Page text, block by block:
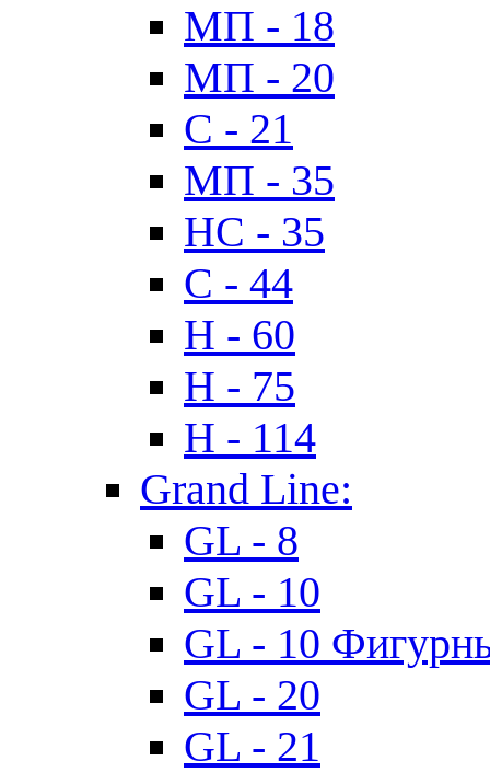
МП - 18
МП - 20
C - 21
МП - 35
HC - 35
C - 44
H - 60
H - 75
H - 114
Grand Line:
GL - 8
GL - 10
GL - 10
GL - 20
GL - 21